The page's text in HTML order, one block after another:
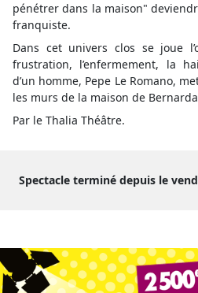
pénétrer dans la maison"
franquiste.
Dans cet univers clos se joue
frustration, l’enfermement, la
d’un homme, Pepe Le Romano,
les murs de la maison de
Par le Thalia Théâtre.
Spectacle terminé depuis le